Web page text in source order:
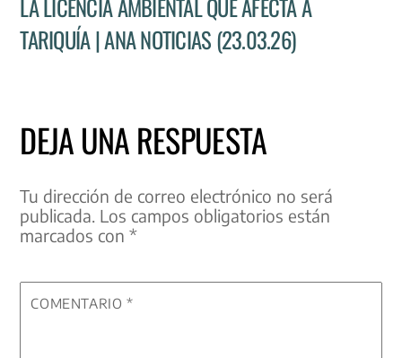
LA LICENCIA AMBIENTAL QUE AFECTA A
TARIQUÍA | ANA NOTICIAS (23.03.26)
DEJA UNA RESPUESTA
Tu dirección de correo electrónico no será
publicada. Los campos obligatorios están
marcados con*
COMENTARIO*